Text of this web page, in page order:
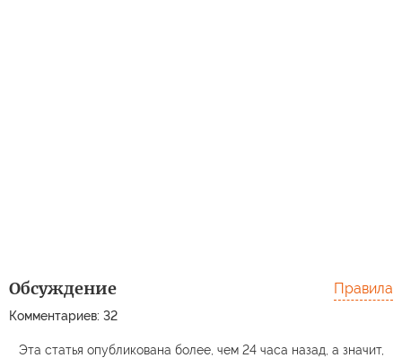
Обсуждение
Комментариев: 32
Правила
Эта статья опубликована более, чем 24 часа назад, а значит,